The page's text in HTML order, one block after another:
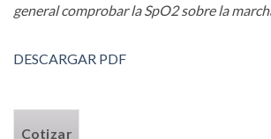
general comprobar la SpO2 sobre la
DESCARGAR PDF
Cotizar